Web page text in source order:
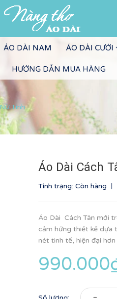
ÁO DÀI NAM ÁO DÀI CƯỚI
HƯỚNG DẪN MUA HÀNG
Tính
Áo Dài Cách
Tình trạng: Còn hàng |
Áo Dài Cách Tân mới
cảm hứng thiết kế dựa
nét tinh tế, hiện đại hơn